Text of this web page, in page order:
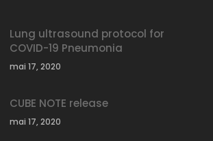
Lung ultrasound protocol for
COVID-19 Pneumonia
mai 17, 2020
CUBE NOTE release
mai 17, 2020